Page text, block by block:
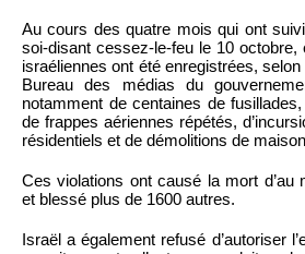
Au cours des quatre mois qui ont
soi-disant cessez-le-feu le 10 octobre,
israéliennes ont été enregistrées,
Bureau des médias du
notamment de centaines de
de frappes aériennes répétés,
résidentiels et de démolitions de
Ces violations ont causé la mort d’au
et blessé plus de 1600 autres.
Israël a également refusé d’autoriser